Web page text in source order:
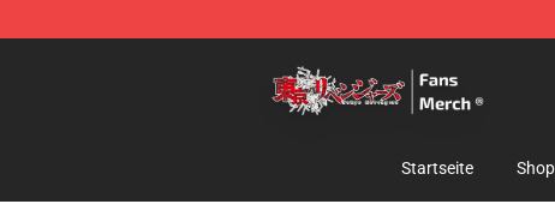
Startseite Shop